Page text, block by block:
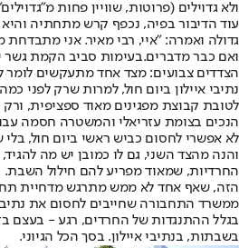
ולא גדוילים (פרוטות, שוויין פחות
עוד הדיבור בפיה, נכפף קרש מתחתיה
גדולה ואמרה: "איי, רבי מאיר. אני
ואם כבר מדברים.בעימות סביב הקמת גשר
הצדדים צבועים: מצד אחד מתעקשים לומר
נתיבי איילון ביום חול, למרות שרק לפני
לטובת קבוצת מפגינים מאוד ספציפית, ורק
הנכים בצומת עזריאלי והמשטרה חסמה
לא אפשרי לחסום כביש ראשי ביום חול, בלי
והנה מהצד השני, גם לו כמובן יש מה
החרדיות, שמאוד מפריע להם חילול
הזה, שאף אחד לא ממש מתרגש מדחיית
ממשרד התחבורה שחייבים לחסום את
בגלל ההתנגדות של החרדים, רגע - בעצם
בשבתות, בנתיבי איילון. בסך הכל הגיוני.